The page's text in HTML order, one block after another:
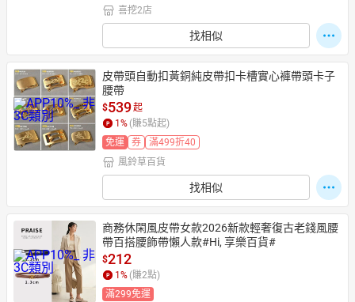
喜挖2店
找相似
皮帶頭自動扣黃銅純皮帶扣卡槽實心褲帶頭卡子
腰帶
$539起
1 % (賺5點起)
免運
券
滿499折40
風鈴草百貨
找相似
商務休閑風皮帶女款2026新款輕奢復古老錢風腰
帶百搭腰飾帶懶人款#Hi, 享樂百貨#
$212
1 % (賺2點)
滿299免運